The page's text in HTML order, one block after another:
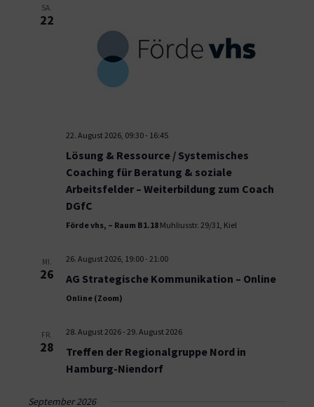
SA.
22
22. August 2026, 09:30- 16:45
Lösung & Ressource / Systemisches
Coaching für Beratung & soziale
Arbeitsfelder – Weiterbildung zum Coach
DGfC
Förde vhs, – Raum B1.18 Muhliusstr. 29/31, Kiel
MI.
26
26. August 2026, 19:00- 21:00
AG Strategische Kommunikation – Online
Online (Zoom)
FR.
28
28. August 2026- 29. August 2026
Treffen der Regionalgruppe Nord in
Hamburg-Niendorf
September 2026